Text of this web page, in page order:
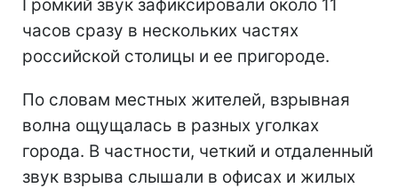
Громкий звук зафиксировали около 11
часов сразу в нескольких частях
российской столицы и ее пригороде.
По словам местных жителей, взрывная
волна ощущалась в разных уголках
города. В частности, четкий и отдаленный
звук взрыва слышали в офисах и жилых